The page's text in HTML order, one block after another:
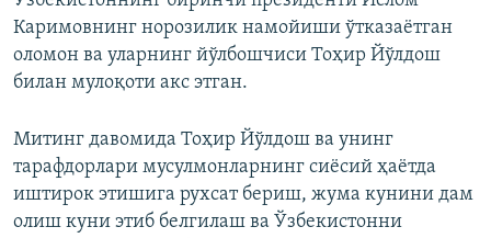
Каримовнинг норозилик намойиши ўтказаётган
оломон ва уларнинг йўлбошчиси Тоҳир Йўлдош
билан мулоқоти акс этган.
Митинг давомида Тоҳир Йўлдош ва унинг
тарафдорлари мусулмонларнинг сиёсий ҳаётда
иштирок этишига рухсат бериш, жума кунини дам
олиш куни этиб белгилаш ва Ўзбекистонни